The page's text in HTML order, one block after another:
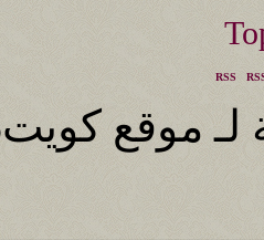
RSS
موقع كويت25